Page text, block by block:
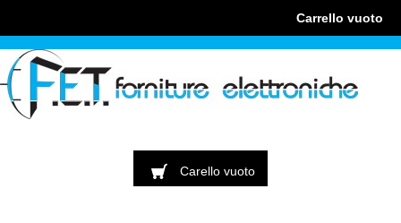
Carrello vuoto
Carello vuoto